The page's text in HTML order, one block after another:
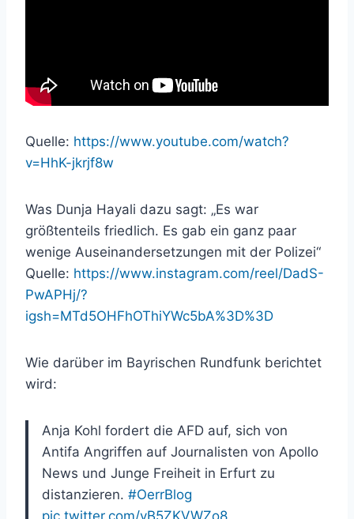
Quelle: https://www.youtube.com/watch?
v=HhK-jkrjf8w
Was Dunja Hayali dazu sagt: „Es war
größtenteils friedlich. Es gab ein ganz paar
wenige Auseinandersetzungen mit der Polizei“
Quelle: https://www.instagram.com/reel/DadS-
PwAPHj/?
igsh=MTd5OHFhOThiYWc5bA%3D%3D
Wie darüber im Bayrischen Rundfunk berichtet
wird:
Anja Kohl fordert die AFD auf, sich von
Antifa Angriffen auf Journalisten von Apollo
News und Junge Freiheit in Erfurt zu
distanzieren. #OerrBlog
pic.twitter.com/vB5ZKVWZo8